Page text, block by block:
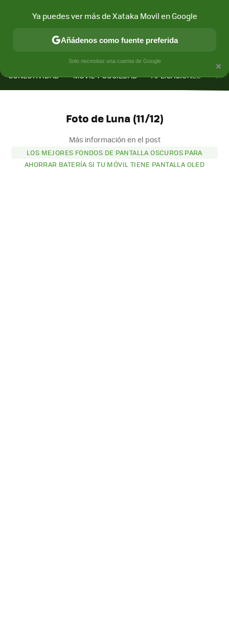
CONECTIVIDAD MÓVIL Y SOCIEDAD APLICACIONES
Foto de Luna (11/12)
Más información en el post
LOS MEJORES FONDOS DE PANTALLA OSCUROS PARA
AHORRAR BATERÍA SI TU MÓVIL TIENE PANTALLA OLED
×
Ya puedes ver más de Xataka Movil en Google
Añádenos como fuente preferida
Solo necesitas una cuenta de Google